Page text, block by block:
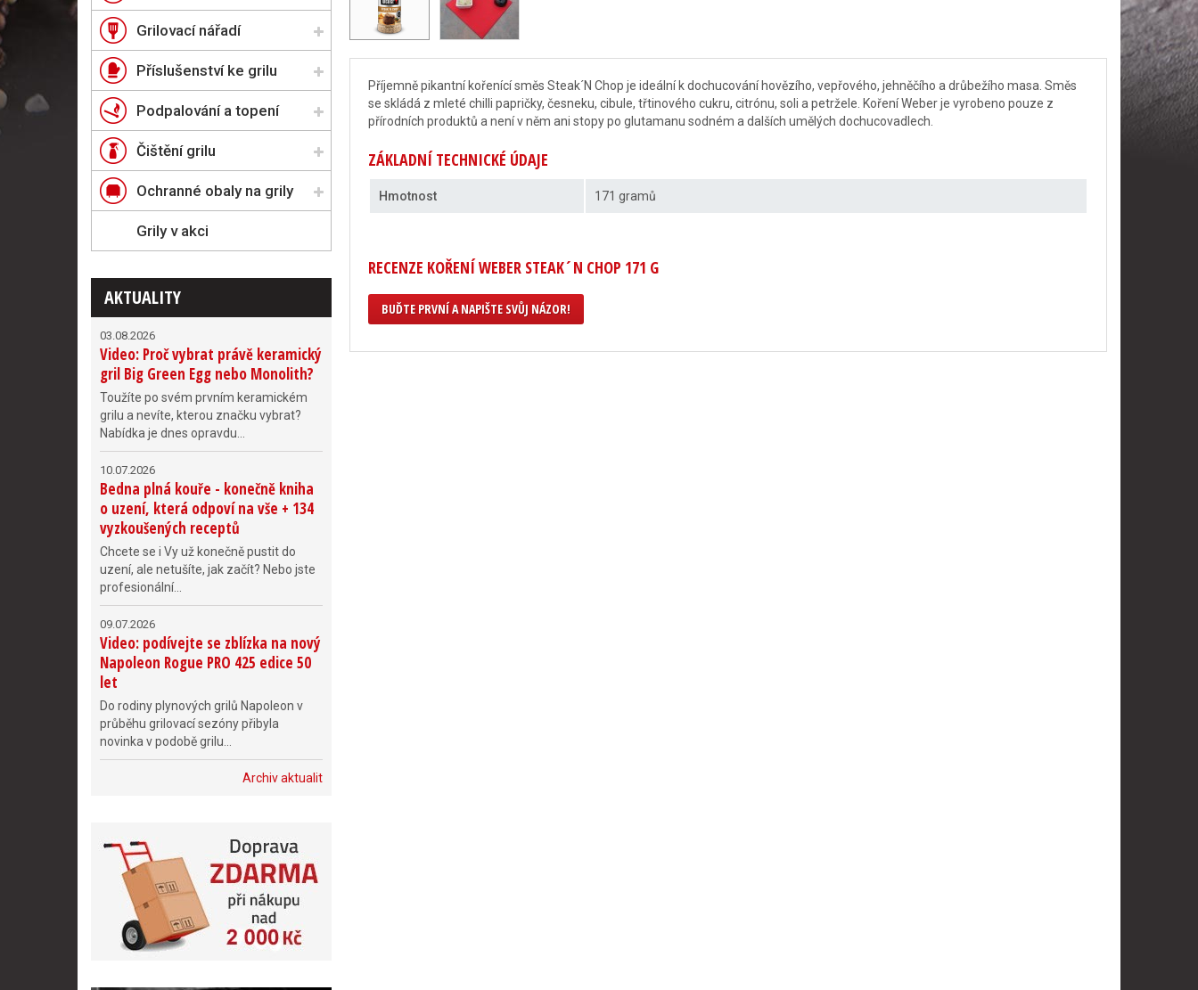
Příjemně pikantní kořenící směs Steak´N Chop je ideální k dochucování hovězího, vepřového, jehněčího a drůbežího masa. Směs
se skládá z mleté chilli papričky, česneku, cibule, třtinového cukru, citrónu, soli a petržele. Koření Weber je vyrobeno pouze z
přírodních produktů a není v něm ani stopy po glutamanu sodném a dalších umělých dochucovadlech.
ZÁKLADNÍ TECHNICKÉ ÚDAJE
Hmotnost 171 gramů
RECENZE KOŘENÍ WEBER STEAK´N CHOP 171 G
BUĎTE PRVNÍ A NAPIŠTE SVŮJ NÁZOR!
Grilovací nářadí
Příslušenství ke grilu
Podpalování a topení
Čištění grilu
Ochranné obaly na grily
Grily v akci
AKTUALITY
03.08.2026
Video: Proč vybrat právě keramický
gril Big Green Egg nebo Monolith?
Toužíte po svém prvním keramickém
grilu a nevíte, kterou značku vybrat?
Nabídka je dnes opravdu...
10.07.2026
Bedna plná kouře - konečně kniha
o uzení, která odpoví na vše + 134
vyzkoušených receptů
Chcete se i Vy už konečně pustit do
uzení, ale netušíte, jak začít? Nebo jste
profesionální...
09.07.2026
Video: podívejte se zblízka na nový
Napoleon Rogue PRO 425 edice 50
let
Do rodiny plynových grilů Napoleon v
průběhu grilovací sezóny přibyla
novinka v podobě grilu...
Archiv aktualit